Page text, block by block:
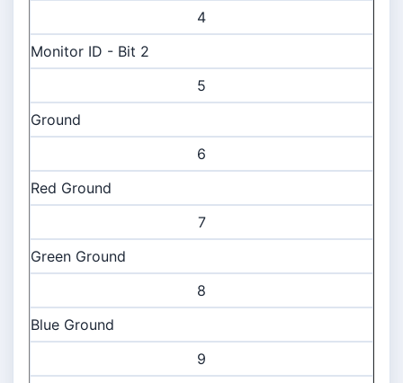
4
Monitor ID - Bit 2
5
Ground
6
Red Ground
7
Green Ground
8
Blue Ground
9